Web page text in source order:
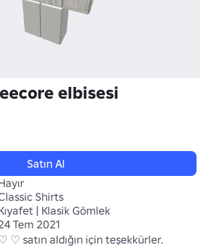
elbisesi
Satın Al
Shirts
| Klasik Gömlek
Tem 2021
♡ satın aldığın için teşekkürler.